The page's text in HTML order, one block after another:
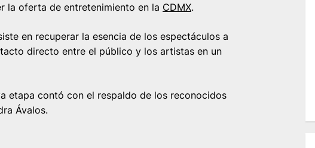
la oferta de entretenimiento en la CDMX.
en recuperar la esencia de los espectáculos a
directo entre el público y los artistas en un
etapa contó con el respaldo de los reconocidos
Ávalos.